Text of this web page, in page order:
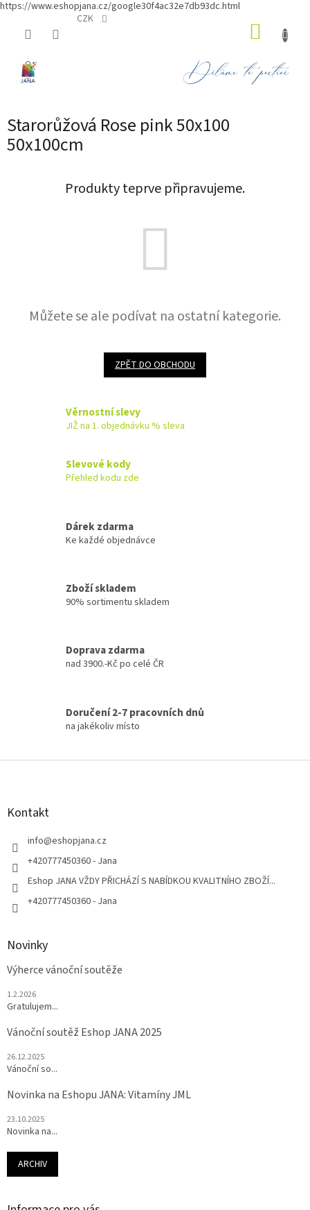
https://www.eshopjana.cz/google30f4ac32e7db93dc.html
CZK
Starorůžová Rose pink 50x100
50x100cm
Produkty teprve připravujeme.
Můžete se ale podívat na ostatní kategorie.
ZPĚT DO OBCHODU
Věrnostní slevy
JIŽ na 1. objednávku % sleva
Slevové kody
Přehled kodu zde
Dárek zdarma
Ke každé objednávce
Zboží skladem
90% sortimentu skladem
Doprava zdarma
nad 3900.-Kč po celé ČR
Doručení 2-7 pracovních dnů
na jakékoliv místo
Z
Kontakt
info@eshopjana.cz
+420777450360 - Jana
Eshop JANA VŽDY PŘICHÁZÍ S NABÍDKOU KVALITNÍHO ZBOŽÍ...
+420777450360 - Jana
Novinky
Výherce vánoční soutěže
1.2.2026
Gratulujem...
Vánoční soutěž Eshop JANA 2025
26.12.2025
Vánoční so...
Novinka na Eshopu JANA: Vitamíny JML
23.10.2025
Novinka na...
ARCHIV